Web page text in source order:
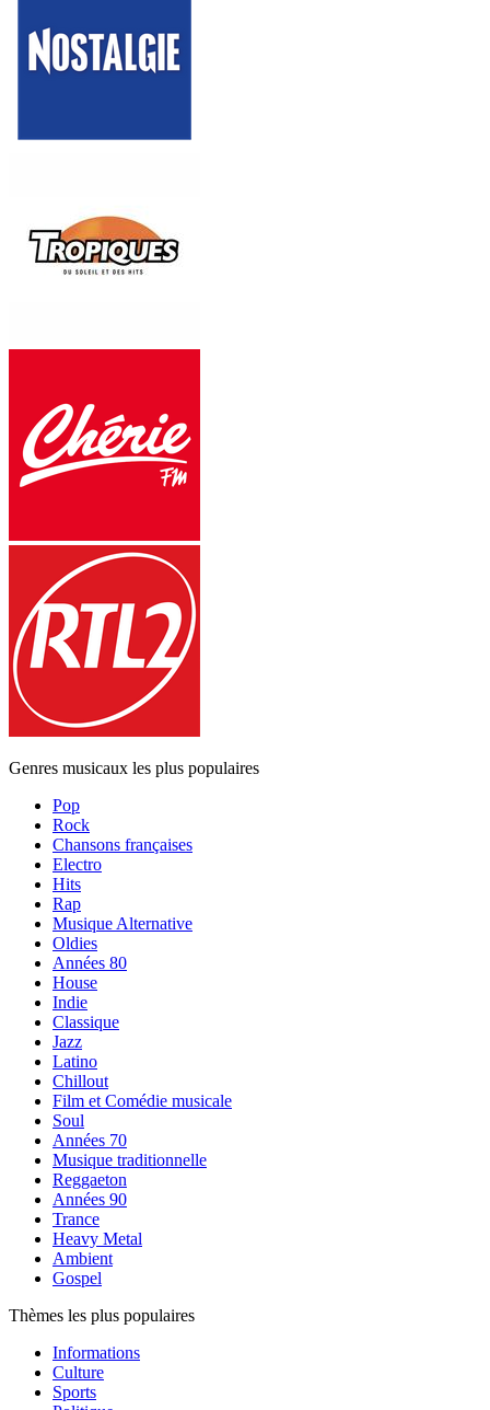
Genres musicaux les plus populaires
Pop
Rock
Chansons françaises
Electro
Hits
Rap
Musique Alternative
Oldies
Années 80
House
Indie
Classique
Jazz
Latino
Chillout
Film et Comédie musicale
Soul
Années 70
Musique traditionnelle
Reggaeton
Années 90
Trance
Heavy Metal
Ambient
Gospel
Thèmes les plus populaires
Informations
Culture
Sports